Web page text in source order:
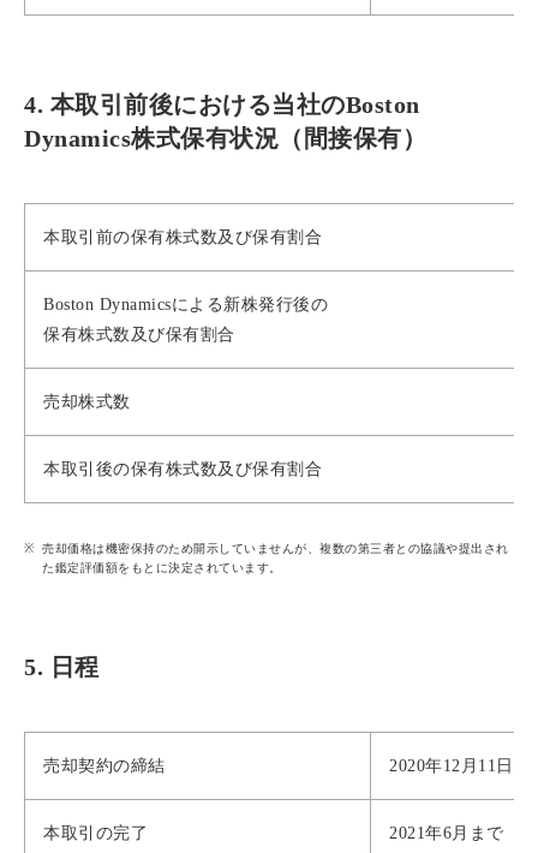
4. 本取引前後における当社のBoston
Dynamics株式保有状況（間接保有）
本取引前の保有株式数及び保有割合
Boston Dynamicsによる新株発行後の
保有株式数及び保有割合
売却株式数
本取引後の保有株式数及び保有割合
売却価格は機密保持のため開示していませんが、複数の第三者との協議や提出され
た鑑定評価額をもとに決定されています。
5. 日程
売却契約の締結 2020年12月11日
本取引の完了 2021年6月まで（